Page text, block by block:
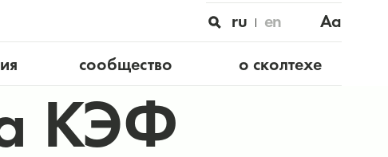
ru en
Aa
сообщество о сколтехе
КЭФ